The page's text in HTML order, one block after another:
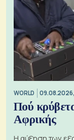
WORLD
Πού
Αφρικής